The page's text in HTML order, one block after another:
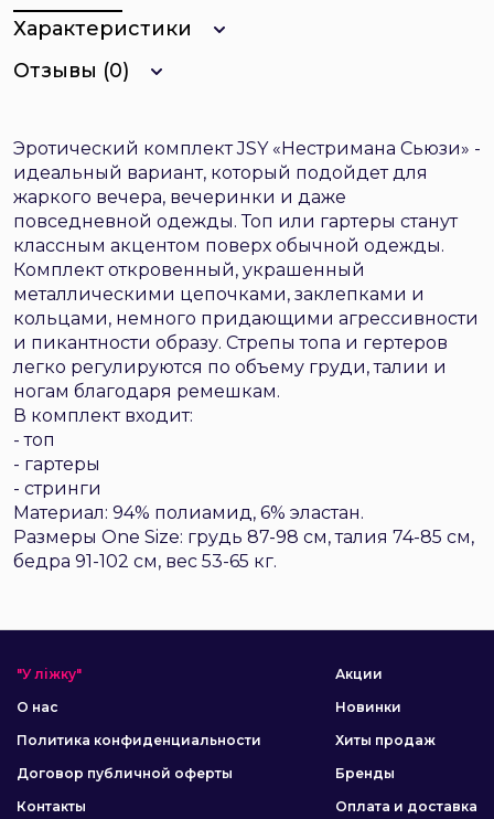
Характеристики
Отзывы (0)
Эротический комплект JSY «Нестримана Сьюзи» -
идеальный вариант, который подойдет для
жаркого вечера, вечеринки и даже
повседневной одежды. Топ или гартеры станут
классным акцентом поверх обычной одежды.
Комплект откровенный, украшенный
металлическими цепочками, заклепками и
кольцами, немного придающими агрессивности
и пикантности образу. Стрепы топа и гертеров
легко регулируются по объему груди, талии и
ногам благодаря ремешкам.
В комплект входит:
- топ
- гартеры
- стринги
Материал: 94% полиамид, 6% эластан.
Размеры One Size: грудь 87-98 см, талия 74-85 см,
бедра 91-102 см, вес 53-65 кг.
"У ліжку"
О нас
Политика конфиденциальности
Договор публичной оферты
Контакты
Акции
Новинки
Хиты продаж
Бренды
Оплата и доставка